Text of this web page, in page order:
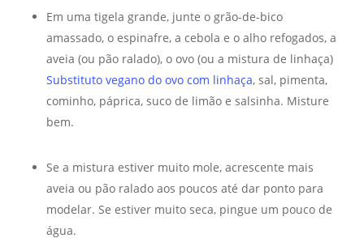
Em uma tigela grande, junte o grão-de-bico
amassado, o espinafre, a cebola e o alho refogados, a
aveia (ou pão ralado), o ovo (ou a mistura de linhaça)
Substituto vegano do ovo com linhaça, sal, pimenta,
cominho, páprica, suco de limão e salsinha. Misture
bem.
Se a mistura estiver muito mole, acrescente mais
aveia ou pão ralado aos poucos até dar ponto para
modelar. Se estiver muito seca, pingue um pouco de
água.